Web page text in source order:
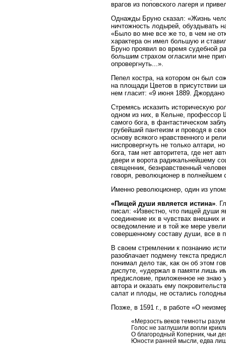
врагов из поповского лагеря и
Однажды Бруно сказал: «Жизнь
ничтожность лодырей, обуздывать
«Было во мне все же то, в чем не
характера он имел большую и
Бруно проявил во время судебной
большим страхом огласили мне
опровергнуть...».
Пепел костра, на котором он был
на площади Цветов в присутствии
нем гласит: «9 июня 1889.
Стремясь исказить историческую
одном из них, в Кельне, профессор
самого бога, в фантастическом
грубейший пантеизм и проводя в
основу всякого нравственного и
ниспровергнуть не только алтари,
бога, там нет авторитета, где нет
двери и ворота радикальнейшему
священник, безнравственный
говоря, революционер в
Именно революционер, один из
«Пищей души является истина».
писал: «Известно, что пищей души
соединение их в чувствах внешних
осведомление и в той же мере
совершенному составу души, все в
В своем стремлении к познанию
разоблачает подмену текста
понимал дело так, как он об этом
диспуте, «удержал в памяти лишь
предисловие, приложенное не знаю
автора и оказать ему
салат и плоды, не остались
Позже, в 1591 г., в работе «О
«Мерзость веков темноты
Голос не заглушили вопли
О благородный Коперник, чьи
Юности ранней мысли, едва